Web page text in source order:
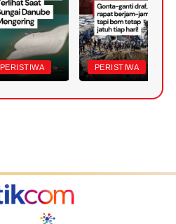
PERISTIWA PERISTIWA